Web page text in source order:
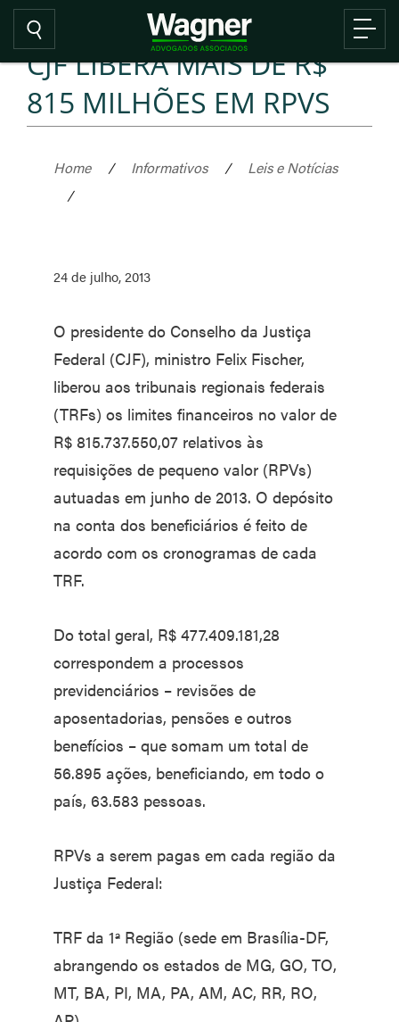
CJF LIBERA MAIS DE R$
815 MILHÕES EM RPVS
Home / Informativos /
Leis e Notícias
/
24 de julho, 2013
O presidente do Conselho da Justiça
Federal (CJF), ministro Felix Fischer,
liberou aos tribunais regionais federais
(TRFs) os limites financeiros no valor de
R$ 815.737.550,07 relativos às
requisições de pequeno valor (RPVs)
autuadas em junho de 2013. O depósito
na conta dos beneficiários é feito de
acordo com os cronogramas de cada
TRF.
Do total geral, R$ 477.409.181,28
correspondem a processos
previdenciários – revisões de
aposentadorias, pensões e outros
benefícios – que somam um total de
56.895 ações, beneficiando, em todo o
país, 63.583 pessoas.
RPVs a serem pagas em cada região da
Justiça Federal:
TRF da 1ª Região (sede em Brasília-DF,
abrangendo os estados de MG, GO, TO,
MT, BA, PI, MA, PA, AM, AC, RR, RO,